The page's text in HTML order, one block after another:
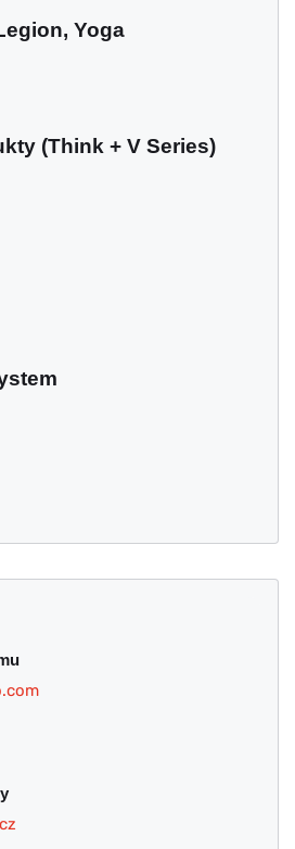
Yoga
(Think + V Series)